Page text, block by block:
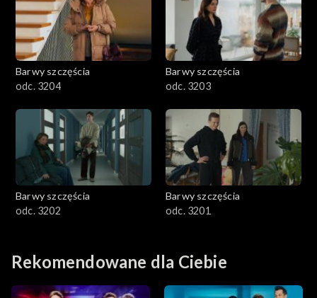
Barwy szczęścia
odc. 3204
Barwy szczęścia
odc. 3203
Barwy szczęścia
odc. 3202
Barwy szczęścia
odc. 3201
Rekomendowane dla Ciebie